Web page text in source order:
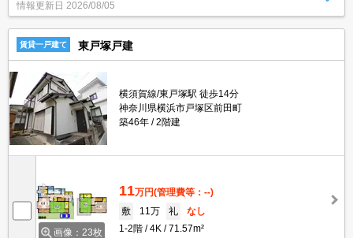
情報更新日 2026/08/05
賃貸一戸建て 東戸塚戸建
横須賀線/東戸塚駅 徒歩14分
神奈川県横浜市戸塚区前田町
築46年
2階建
画像：23枚
11万円(管理費等：--)
敷
11万 礼
なし
1-2階
4K 71.57m²